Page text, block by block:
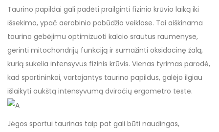
Taurino papildai gali padėti prailginti fizinio krūvio laiką iki
išsekimo, ypač aerobinio pobūdžio veiklose. Tai aiškinama
taurino gebėjimu optimizuoti kalcio srautus raumenyse,
gerinti mitochondrijų funkciją ir sumažinti oksidacinę žalą,
kurią sukelia intensyvus fizinis krūvis. Vienas tyrimas parodė,
kad sportininkai, vartojantys taurino papildus, galėjo ilgiau
išlaikyti aukštą intensyvumą dviračių ergometro teste.
Jėgos sportui taurinas taip pat gali būti naudingas,